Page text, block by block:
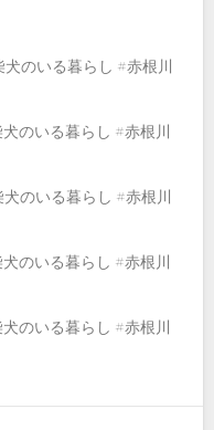
のいる暮らし #赤根川
のいる暮らし #赤根川
のいる暮らし #赤根川
のいる暮らし #赤根川
のいる暮らし #赤根川